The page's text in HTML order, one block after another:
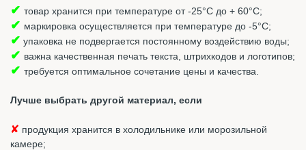
✔ товар хранится при температуре от -25°С до + 60°С;
✔ маркировка осуществляется при температуре до -5°С;
✔ упаковка не подвергается постоянному воздействию воды;
✔ важна качественная печать текста, штрихкодов и логотипов;
✔ требуется оптимальное сочетание цены и качества.
Лучше выбрать другой материал, если
✘ продукция хранится в холодильнике или морозильной
камере;